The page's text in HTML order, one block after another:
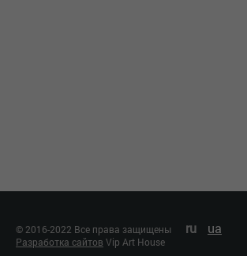
© 2016-2022 Все права защищены ru ua
Разработка сайтов Vip Art House